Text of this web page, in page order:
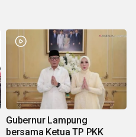
Gubernur Lampung
bersama Ketua TP PKK